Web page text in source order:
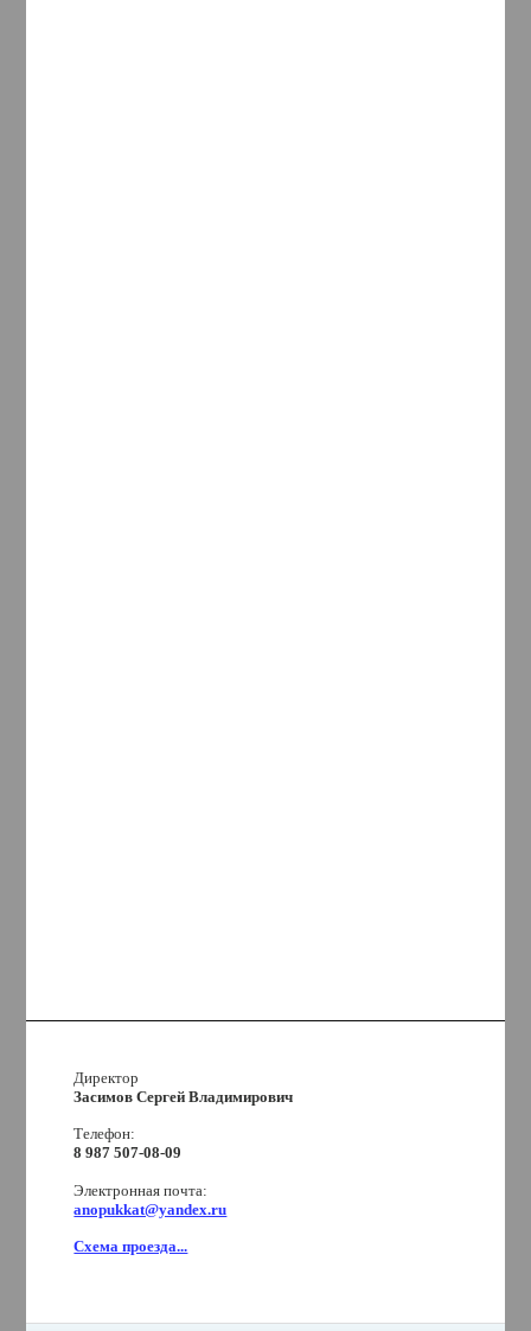
Директор
Засимов Сергей Владимирович
Телефон:
8 987 507-08-09
Электронная почта:
anopukkat@yandex.ru
Схема проезда...